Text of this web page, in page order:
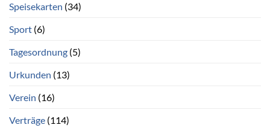
Speisekarten (34)
Sport (6)
Tagesordnung (5)
Urkunden (13)
Verein (16)
Verträge (114)